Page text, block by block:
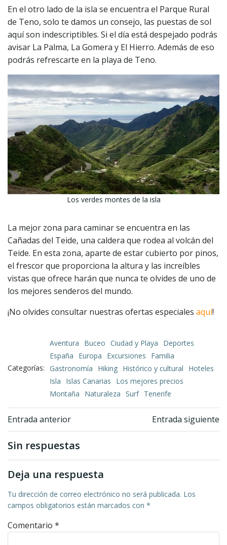
En el otro lado de la isla se encuentra el Parque Rural
de Teno, solo te damos un consejo, las puestas de sol
aquí son indescriptibles. Si el día está despejado podrás
avisar La Palma, La Gomera y El Hierro. Además de eso
podrás refrescarte en la playa de Teno.
Los verdes montes de la isla
La mejor zona para caminar se encuentra en las
Cañadas del Teide, una caldera que rodea al volcán del
Teide. En esta zona, aparte de estar cubierto por pinos,
el frescor que proporciona la altura y las increíbles
vistas que ofrece harán que nunca te olvides de uno de
los mejores senderos del mundo.
¡No olvides consultar nuestras ofertas especiales aquí!
Categorías:
Aventura Buceo Ciudad y Playa
Deportes
España
Europa Excursiones
Familia
Gastronomía
Hiking Histórico y cultural
Hoteles
Isla
Islas Canarias
Los mejores precios
Montaña
Naturaleza Surf Tenerife
Navegación
de
entradas
Entrada anterior
Navegación
entradas
Entrada siguiente
Sin respuestas
Deja una respuesta
Tu dirección de correo electrónico no será publicada. Los
campos obligatorios están marcados con *
Comentario *